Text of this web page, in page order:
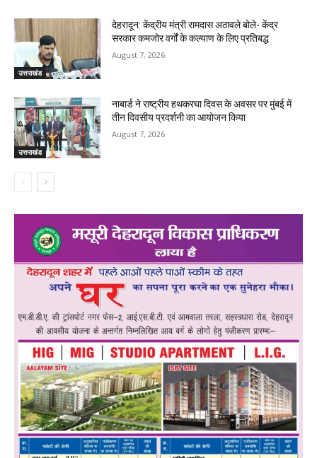
उत्तराखंड
देहरादून: केंद्रीय मंत्री रामदास अठावले बोले- केंद्र
सरकार कमजोर वर्गों के कल्याण के लिए प्रतिबद्ध
August 7, 2026
उत्तराखंड
नाबार्ड ने राष्ट्रीय हथकरघा दिवस के अवसर पर मुंबई में
तीन दिवसीय प्रदर्शनी का आयोजन किया
August 7, 2026